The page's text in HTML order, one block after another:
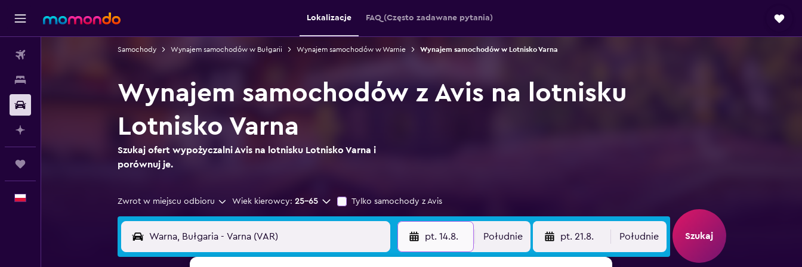
Lokalizacje FAQ (Często zadawane pytania)
Samochody Wynajem samochodów w Bułgarii Wynajem samochodów w Warnie Wynajem samochodów w Lotnisko Varna
Wynajem samochodów z Avis na lotnisku
Lotnisko Varna
Szukaj ofert wypożyczalni Avis na lotnisku Lotnisko Varna i
porównuj je.
Zwrot w miejscu odbioru Wiek kierowcy: 25-65 Tylko samochody z Avis
pt. 14.8. Południe pt. 21.8. Południe Szukaj